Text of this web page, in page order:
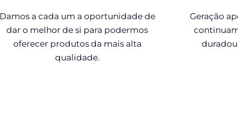
Damos a cada um a oportunidade de
dar o melhor de si para podermos
oferecer produtos da mais alta
qualidade.
Geração